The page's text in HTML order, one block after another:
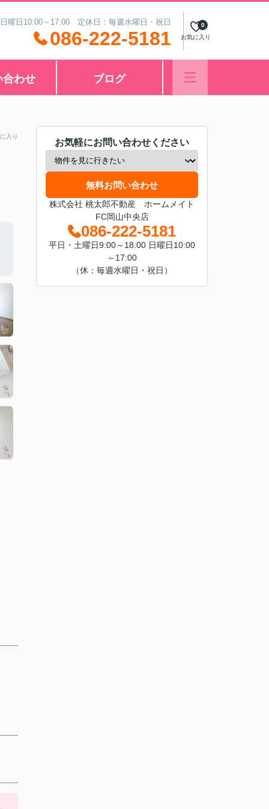
曜日10:00～17:00 定休日：毎週水曜日・祝日
086-222-5181 お気に入り
0
合わせ ブログ
入り
お気軽にお問い合わせください
無料お問い合わせ
株式会社 桃太郎不動産 ホームメイト
FC岡山中央店
086-222-5181
平日・土曜日9:00～18:00 日曜日10:00
～17:00
（休：毎週水曜日・祝日）